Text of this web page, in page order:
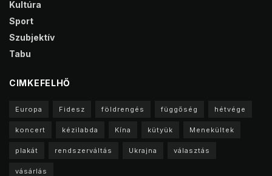
Kultúra
Sport
Szubjektív
Tabu
CIMKEFELHŐ
Europa Fidesz földrengés függőség hétvége
koncert kézilabda Kína kütyük Menekültek
plakát rendszerváltás Ukrajna választás
vásárlás